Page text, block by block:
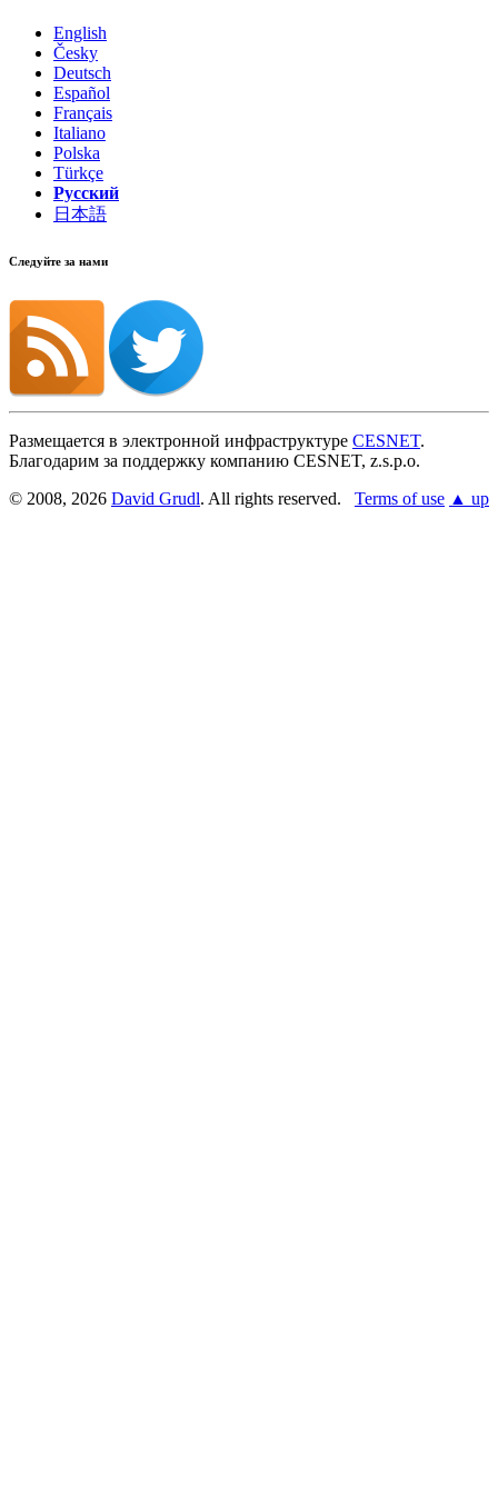
English
Česky
Deutsch
Español
Français
Italiano
Polska
Türkçe
Русский
日本語
Следуйте за нами
Размещается в электронной инфраструктуре CESNET.
Благодарим за поддержку компанию CESNET, z.s.p.o.
© 2008, 2026 David Grudl. All rights reserved. Terms of use ▲ up